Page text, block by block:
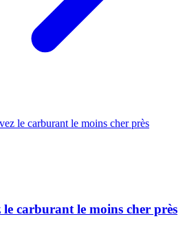
carburant le moins cher près